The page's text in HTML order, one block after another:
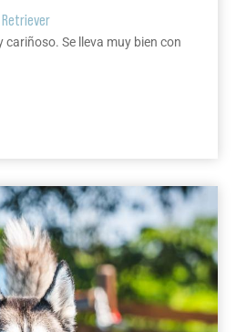
cariñoso. Se lleva muy bien con